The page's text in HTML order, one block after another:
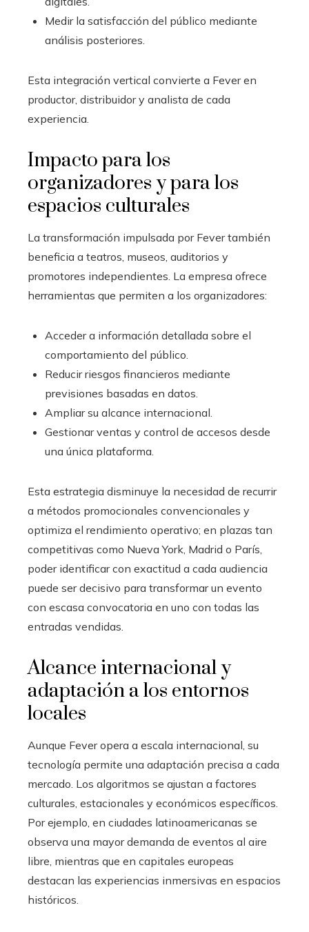
Medir la satisfacción del público mediante
análisis posteriores.
Esta integración vertical convierte a Fever en
productor, distribuidor y analista de cada
experiencia.
Impacto para los
organizadores y para los
espacios culturales
La transformación impulsada por Fever también
beneficia a teatros, museos, auditorios y
promotores independientes. La empresa ofrece
herramientas que permiten a los organizadores:
Acceder a información detallada sobre el
comportamiento del público.
Reducir riesgos financieros mediante
previsiones basadas en datos.
Ampliar su alcance internacional.
Gestionar ventas y control de accesos desde
una única plataforma.
Esta estrategia disminuye la necesidad de recurrir
a métodos promocionales convencionales y
optimiza el rendimiento operativo; en plazas tan
competitivas como Nueva York, Madrid o París,
poder identificar con exactitud a cada audiencia
puede ser decisivo para transformar un evento
con escasa convocatoria en uno con todas las
entradas vendidas.
Alcance internacional y
adaptación a los entornos
locales
Aunque Fever opera a escala internacional, su
tecnología permite una adaptación precisa a cada
mercado. Los algoritmos se ajustan a factores
culturales, estacionales y económicos específicos.
Por ejemplo, en ciudades latinoamericanas se
observa una mayor demanda de eventos al aire
libre, mientras que en capitales europeas
destacan las experiencias inmersivas en espacios
históricos.